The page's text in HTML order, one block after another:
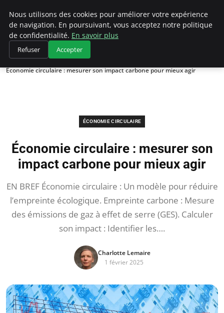
Climategatecountryclub.com
Accueil
Économie circulaire
Économie circulaire : mesurer son impact carbone pour mieux agir
ÉCONOMIE CIRCULAIRE
Économie circulaire : mesurer son
impact carbone pour mieux agir
EN BREF Économie circulaire : Un modèle pour réduire
l’empreinte écologique. Empreinte carbone : Mesure
des émissions de gaz à effet de serre (GES). Calculer
son impact : Identifier les….
Charlotte Lemaire
1 février 2025
Nous utilisons des cookies pour améliorer votre expérience
de navigation. En poursuivant, vous acceptez notre politique
de confidentialité. En savoir plus
Refuser Accepter